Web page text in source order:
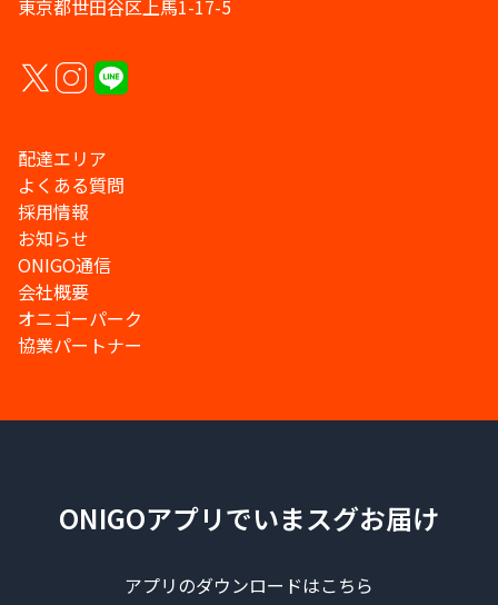
東京都世田谷区上馬1-17-5
配達エリア
よくある質問
採用情報
お知らせ
ONIGO通信
会社概要
オニゴーパーク
協業パートナー
ONIGOアプリでいまスグお届け
アプリのダウンロードはこちら